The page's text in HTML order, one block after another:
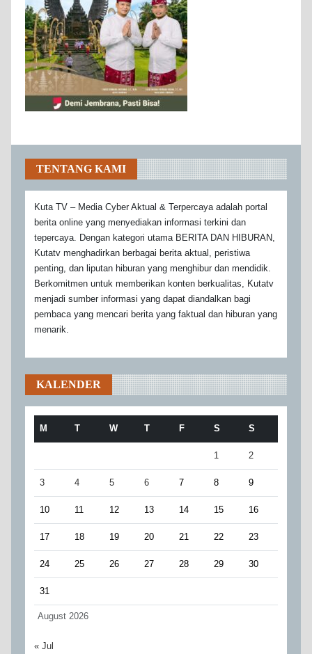
TENTANG KAMI
Kuta TV – Media Cyber Aktual & Terpercaya adalah portal
berita online yang menyediakan informasi terkini dan
tepercaya. Dengan kategori utama BERITA DAN HIBURAN,
Kutatv menghadirkan berbagai berita aktual, peristiwa
penting, dan liputan hiburan yang menghibur dan mendidik.
Berkomitmen untuk memberikan konten berkualitas, Kutatv
menjadi sumber informasi yang dapat diandalkan bagi
pembaca yang mencari berita yang faktual dan hiburan yang
menarik.
KALENDER
August 2026
M T W T F S S
1 2
3 4 5 6 7 8 9
10 11 12 13 14 15 16
17 18 19 20 21 22 23
24 25 26 27 28 29 30
31
« Jul